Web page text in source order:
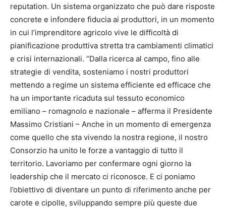
reputation. Un sistema organizzato che può dare risposte
concrete e infondere fiducia ai produttori, in un momento
in cui l’imprenditore agricolo vive le difficoltà di
pianificazione produttiva stretta tra cambiamenti climatici
e crisi internazionali. “Dalla ricerca al campo, fino alle
strategie di vendita, sosteniamo i nostri produttori
mettendo a regime un sistema efficiente ed efficace che
ha un importante ricaduta sul tessuto economico
emiliano – romagnolo e nazionale – afferma il Presidente
Massimo Cristiani – Anche in un momento di emergenza
come quello che sta vivendo la nostra regione, il nostro
Consorzio ha unito le forze a vantaggio di tutto il
territorio. Lavoriamo per confermare ogni giorno la
leadership che il mercato ci riconosce. E ci poniamo
l’obiettivo di diventare un punto di riferimento anche per
carote e cipolle, sviluppando sempre più queste due